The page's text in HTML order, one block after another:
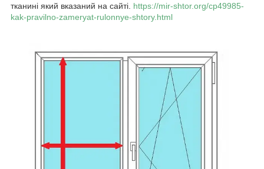
тканині який вказаний на сайті. https://mir-shtor.org/cp49985-
kak-pravilno-zameryat-rulonnye-shtory.html